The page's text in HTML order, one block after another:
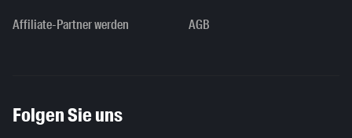
Affiliate-Partner werden AGB
Folgen Sie uns